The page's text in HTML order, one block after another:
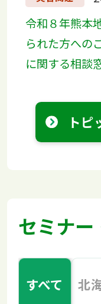
令和８年熊本
られた方への
に関する相談
トピ
セミナー
すべて 北